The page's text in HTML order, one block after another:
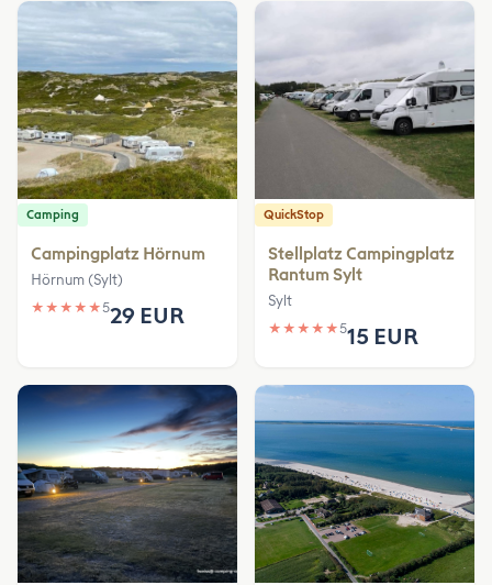
Camping
Campingplatz Hörnum
Hörnum (Sylt)
★ ★ ★ ★ ★529 EUR
QuickStop
Stellplatz Campingplatz
Rantum Sylt
Sylt
★ ★ ★ ★ ★515 EUR